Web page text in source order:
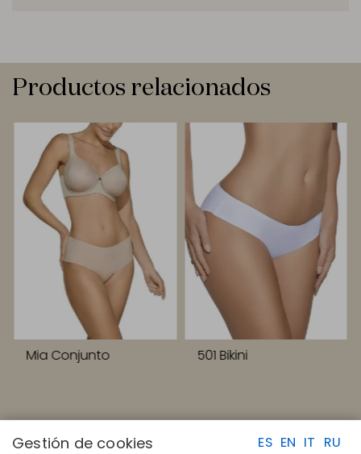
Productos relacionados
Mia Conjunto 501 Bikini
ES EN IT RU
Gestión de cookies